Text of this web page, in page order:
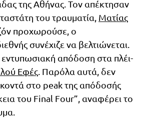
της Αθήνας. Τον απέκτησαν
του τραυματία, Ματίας
προχωρούσε, ο
συνέχιζε να βελτιώνεται.
εντυπωσιακή απόδοση στα πλέι-
Εφές . Παρόλα αυτά, δεν
στο peak της απόδοσής
του Final Four”, αναφέρει το